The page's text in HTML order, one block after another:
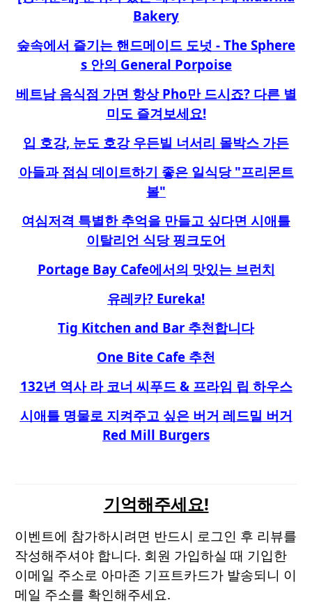
Bakery
숲속에서 즐기는 핸드메이드 도넛 - The Sphere
s 안의 General Porpoise
베트남 음식점 가면 항상 Pho만 드시죠? 다른 별
미도 즐겨보세요!
입 호강, 눈도 호강 우든빌 너서리 몰박스 가든
아들과 점심 데이트하기 좋은 일식당 "프리몬트
볼"
여심저격 특별한 추억을 만들고 싶다면 시애틀
이탈리언 식당 핑크도어
Portage Bay Cafe에서의 맛있는 브런치
유레카? Eureka!
Tig Kitchen and Bar 추천합니다
One Bite Cafe 추천
132년 역사 라 코너 씨푸드 & 프라임 립 하우스
시애틀 명물로 지켜주고 싶은 버거 레드밀 버거
Red Mill Burgers
기억해주세요!
이벤트에 참가하시려면 반드시 로그인 후 리뷰를
작성해주셔야 합니다. 회원 가입하실 때 기입한
이메일 주소로 아마존 기프트카드가 발송되니 이
메일 주소를 확인해주세요.